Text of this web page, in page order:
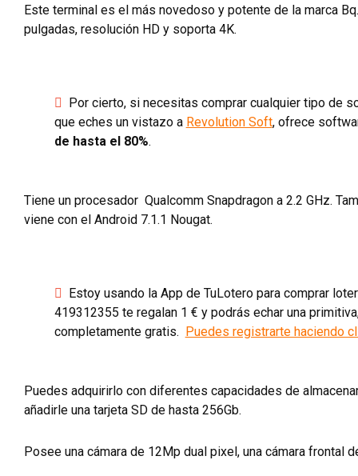
Este terminal es el más novedoso y potente de la marca
pulgadas, resolución HD y soporta 4K.
Por cierto, si necesitas comprar cualquier tipo de
que eches un vistazo a Revolution Soft, ofrece
de hasta el 80%.
Tiene un procesador Qualcomm Snapdragon a 2.2 GHz.
viene con el Android 7.1.1 Nougat.
Estoy usando la App de TuLotero para comprar
419312355 te regalan 1 € y podrás echar una
completamente gratis. Puedes registrarte haciendo
Puedes adquirirlo con diferentes capacidades de
añadirle una tarjeta SD de hasta 256Gb.
Posee una cámara de 12Mp dual pixel, una cámara frontal